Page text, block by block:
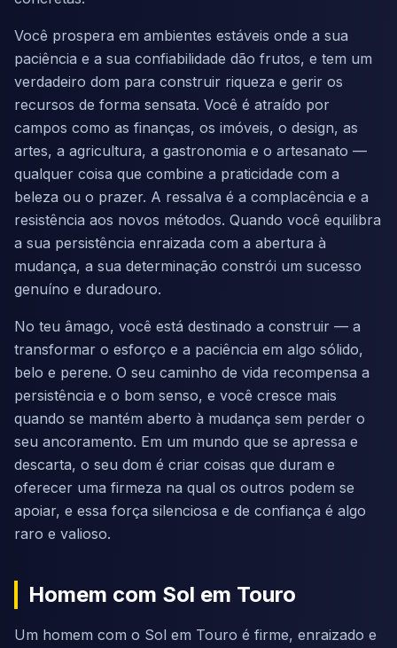
Você prospera em ambientes estáveis onde a sua
paciência e a sua confiabilidade dão frutos, e tem um
verdadeiro dom para construir riqueza e gerir os
recursos de forma sensata. Você é atraído por
campos como as finanças, os imóveis, o design, as
artes, a agricultura, a gastronomia e o artesanato —
qualquer coisa que combine a praticidade com a
beleza ou o prazer. A ressalva é a complacência e a
resistência aos novos métodos. Quando você equilibra
a sua persistência enraizada com a abertura à
mudança, a sua determinação constrói um sucesso
genuíno e duradouro.
No teu âmago, você está destinado a construir — a
transformar o esforço e a paciência em algo sólido,
belo e perene. O seu caminho de vida recompensa a
persistência e o bom senso, e você cresce mais
quando se mantém aberto à mudança sem perder o
seu ancoramento. Em um mundo que se apressa e
descarta, o seu dom é criar coisas que duram e
oferecer uma firmeza na qual os outros podem se
apoiar, e essa força silenciosa e de confiança é algo
raro e valioso.
Homem com Sol em Touro
Um homem com o Sol em Touro é firme, enraizado e